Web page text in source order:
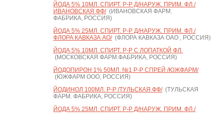
ЙОДА 5% 10МЛ. СПИРТ. Р-Р Д/НАРУЖ. ПРИМ. ФЛ./
ИВАНОВСКАЯ ФФ/(ИВАНОВСКАЯ ФАРМ.
ФАБРИКА, РОССИЯ)
ЙОДА 5% 25МЛ. СПИРТ. Р-Р Д/НАРУЖ. ПРИМ. ФЛ./
ФЛОРА КАВКАЗА АО/(ФЛОРА КАВКАЗА ОАО , РОССИЯ)
ЙОДА 5% 10МЛ. СПИРТ. Р-Р С ЛОПАТКОЙ ФЛ.
(МОСКОВСКАЯ ФАРМ.ФАБРИКА, РОССИЯ)
ЙОДОПИРОН 1% 50МЛ. №1 Р-Р СПРЕЙ /ЮЖФАРМ/
(ЮЖФАРМ ООО, РОССИЯ)
ЙОДИНОЛ 100МЛ. Р-Р /ТУЛЬСКАЯ ФФ/(ТУЛЬСКАЯ
ФАРМ. ФАБРИКА, РОССИЯ)
ЙОДА 5% 25МЛ. СПИРТ. Р-Р Д/НАРУЖ. ПРИМ. ФЛ./